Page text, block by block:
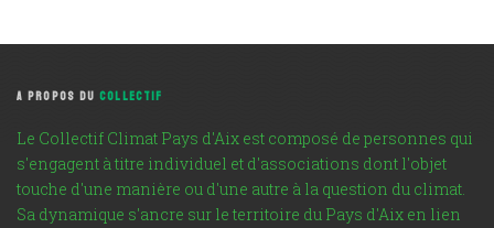
A PROPOS DUCOLLECTIF
Le Collectif Climat Pays d'Aix est composé de personnes qui
s'engagent à titre individuel et d'associations dont l'objet
touche d'une manière ou d'une autre à la question du climat.
Sa dynamique s'ancre sur le territoire du Pays d'Aix en lien